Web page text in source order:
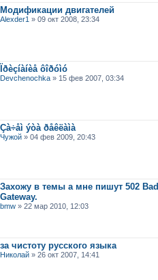
Модификации двигателей
Alexder1 » 09 окт 2008, 23:34
Ïðèçíàíèå ôîðóìó
Devchenochka » 15 фев 2007, 03:34
Çà÷åì ýòà ðåêëàìà
Чужой » 04 фев 2009, 20:43
Захожу в темы а мне пишут 502 Bad
Gateway.
bmw » 22 мар 2010, 12:03
за чистоту русского языка
Николай » 26 окт 2007, 14:41